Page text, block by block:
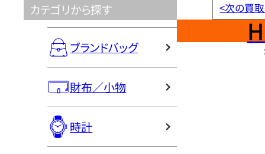
カテゴリから探す
ブランドバッグ
財布／小物
時計
<次の買